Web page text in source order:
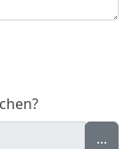
...